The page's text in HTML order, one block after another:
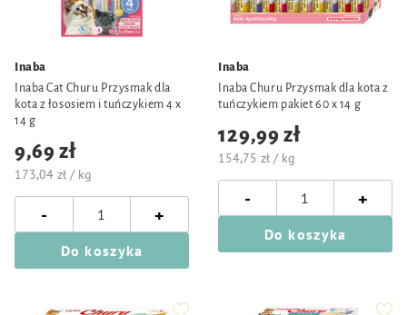
Inaba
Inaba Cat Churu Przysmak dla
kota z łososiem i tuńczykiem 4 x
14 g
9,69 zł
173,04 zł / kg
- +
Do koszyka
Inaba
Inaba Churu Przysmak dla kota z
tuńczykiem pakiet 60 x 14 g
129,99 zł
154,75 zł / kg
- +
Do koszyka